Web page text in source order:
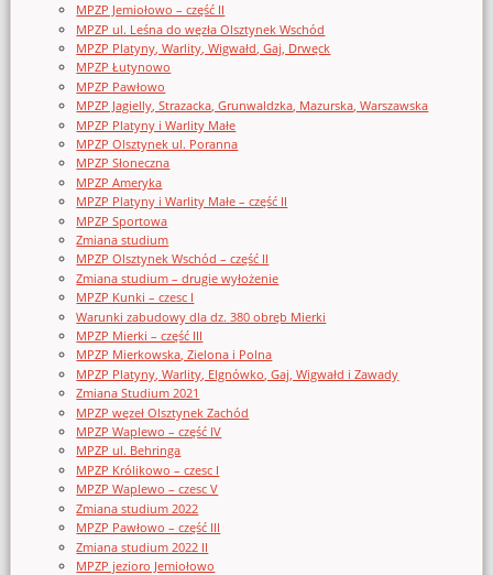
MPZP Jemiołowo – część II
MPZP ul. Leśna do węzła Olsztynek Wschód
MPZP Platyny, Warlity, Wigwałd, Gaj, Drwęck
MPZP Łutynowo
MPZP Pawłowo
MPZP Jagielly, Strazacka, Grunwaldzka, Mazurska, Warszawska
MPZP Platyny i Warlity Małe
MPZP Olsztynek ul. Poranna
MPZP Słoneczna
MPZP Ameryka
MPZP Platyny i Warlity Małe – część II
MPZP Sportowa
Zmiana studium
MPZP Olsztynek Wschód – część II
Zmiana studium – drugie wyłożenie
MPZP Kunki – czesc I
Warunki zabudowy dla dz. 380 obręb Mierki
MPZP Mierki – część III
MPZP Mierkowska, Zielona i Polna
MPZP Platyny, Warlity, Elgnówko, Gaj, Wigwałd i Zawady
Zmiana Studium 2021
MPZP węzeł Olsztynek Zachód
MPZP Waplewo – część IV
MPZP ul. Behringa
MPZP Królikowo – czesc I
MPZP Waplewo – czesc V
Zmiana studium 2022
MPZP Pawłowo – część III
Zmiana studium 2022 II
MPZP jezioro Jemiołowo